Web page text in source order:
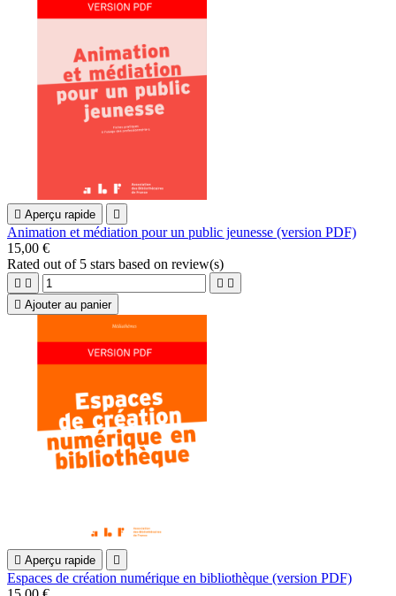
 Aperçu rapide 
Animation et médiation pour un public jeunesse (version PDF)
15,00 €
Rated out of 5 stars based on review(s)
   
 Ajouter au panier
 Aperçu rapide 
Espaces de création numérique en bibliothèque (version PDF)